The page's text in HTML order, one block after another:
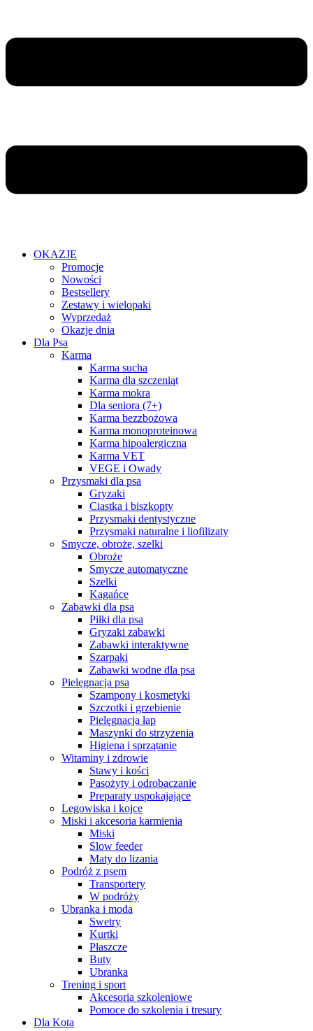
OKAZJE
Promocje
Nowości
Bestsellery
Zestawy i wielopaki
Wyprzedaż
Okazje dnia
Dla Psa
Karma
Karma sucha
Karma dla szczeniąt
Karma mokra
Dla seniora (7+)
Karma bezzbożowa
Karma monoproteinowa
Karma hipoalergiczna
Karma VET
VEGE i Owady
Przysmaki dla psa
Gryzaki
Ciastka i biszkopty
Przysmaki dentystyczne
Przysmaki naturalne i liofilizaty
Smycze, obroże, szelki
Obroże
Smycze automatyczne
Szelki
Kagańce
Zabawki dla psa
Piłki dla psa
Gryzaki zabawki
Zabawki interaktywne
Szarpaki
Zabawki wodne dla psa
Pielęgnacja psa
Szampony i kosmetyki
Szczotki i grzebienie
Pielęgnacja łap
Maszynki do strzyżenia
Higiena i sprzątanie
Witaminy i zdrowie
Stawy i kości
Pasożyty i odrobaczanie
Preparaty uspokajające
Legowiska i kojce
Miski i akcesoria karmienia
Miski
Slow feeder
Maty do lizania
Podróż z psem
Transportery
W podróży
Ubranka i moda
Swetry
Kurtki
Płaszcze
Buty
Ubranka
Trening i sport
Akcesoria szkoleniowe
Pomoce do szkolenia i tresury
Dla Kota